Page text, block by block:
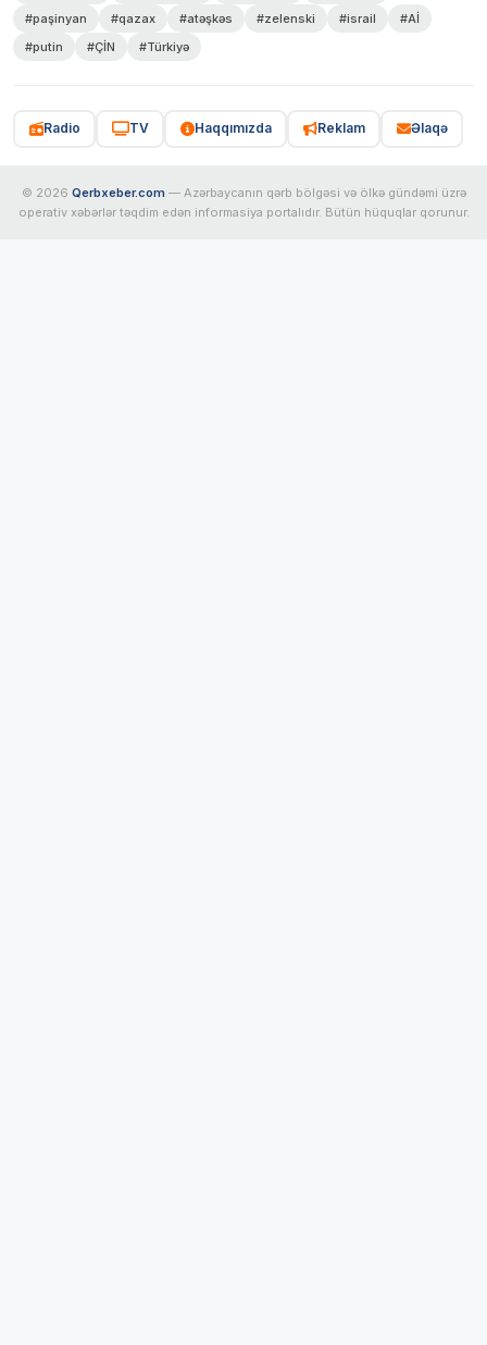
#paşinyan #qazax #atəşkəs #zelenski #israil
#Aİ
#putin
#ÇİN #Türkiyə
Radio TV Haqqımızda Reklam Əlaqə
© 2026 Qerbxeber.com — Azərbaycanın qərb bölgəsi və ölkə gündəmi üzrə
operativ xəbərlər təqdim edən informasiya portalıdır. Bütün hüquqlar qorunur.